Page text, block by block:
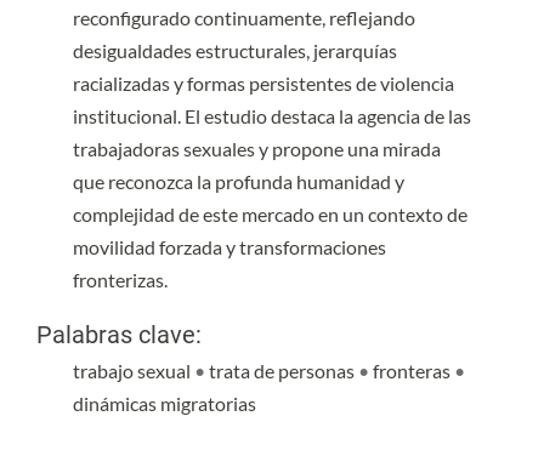
reconfigurado continuamente, reflejando
desigualdades estructurales, jerarquías
racializadas y formas persistentes de violencia
institucional. El estudio destaca la agencia de las
trabajadoras sexuales y propone una mirada
que reconozca la profunda humanidad y
complejidad de este mercado en un contexto de
movilidad forzada y transformaciones
fronterizas.
Palabras clave:
trabajo sexual • trata de personas • fronteras •
dinámicas migratorias